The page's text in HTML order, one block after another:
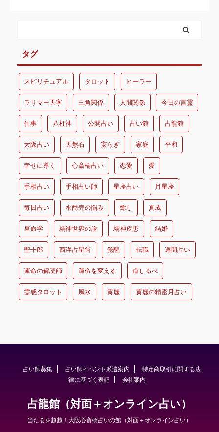
タグ
スピリチュアル タロット ヒーラー
ラリマー天寧 三角関係 人間関係 今日の言霊
仕事 八柱神 公開占い 占い館 占龍館
大阪占い 天然石 安らぎ 家庭 平和
幸せに導く 心斎橋占い 恋愛 愛
手相占い 手相占い師 星座占い 月星座
毎日占い 水商売の悩み 癒し 真成
算命学 精神世界の旅 精神疾患 結婚
聖十郎 西洋占星術 覚醒 転職 週間占い
運命の解読師 運命を変える 道しるべ
霊感タロット 風水 黄麗 黄麗の精密月占い
占い師募集 占い師イベント派遣案内
特定商取引に関する法
律に基づく表記
会社案内
占龍館（対面＋オンライン占い）
当たるを超越！大阪心斎橋占いの館（対面＋オンライン占い）